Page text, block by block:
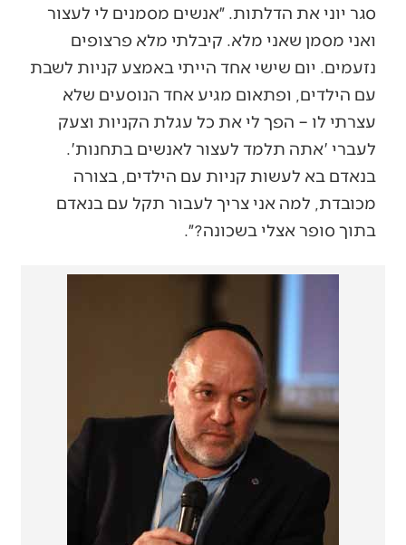
סגר יוני את הדלתות. ״אנשים מסמנים לי לעצור
ואני מסמן שאני מלא. קיבלתי מלא פרצופים
נזעמים. יום שישי אחד הייתי באמצע קניות לשבת
עם הילדים, ופתאום מגיע אחד הנוסעים שלא
עצרתי לו – הפך לי את כל עגלת הקניות וצעק
לעברי 'אתה תלמד לעצור לאנשים בתחנות'.
בנאדם בא לעשות קניות עם הילדים, בצורה
מכובדת, למה אני צריך לעבור תקל עם בנאדם
בתוך סופר אצלי בשכונה?״.